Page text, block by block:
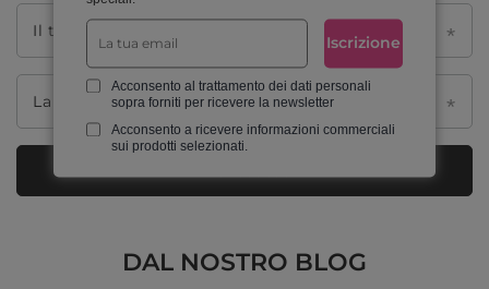
Il tuo nome
La tua email
DAL NOSTRO BLOG
Iscrizione
Acconsento al trattamento dei dati personali
sopra forniti per ricevere la newsletter
Acconsento a ricevere informazioni commerciali
sui prodotti selezionati.